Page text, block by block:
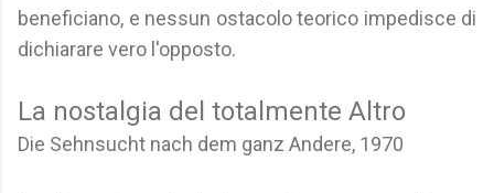
beneficiano, e nessun ostacolo teorico impedisce di
dichiarare vero l'opposto.
La nostalgia del totalmente Altro
Die Sehnsucht nach dem ganz Andere, 1970